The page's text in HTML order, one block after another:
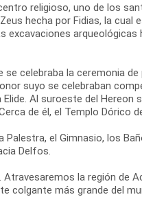
religioso, uno de los
hecha por Fidias, la cual
excavaciones
celebraba la ceremonia
suyo se celebraban
Al suroeste del
de él, el Templo Dórico
el Gimnasio, los
Delfos.
la región de
colgante más grande del